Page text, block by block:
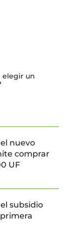
elegir un
nuevo
comprar
UF
subsidio